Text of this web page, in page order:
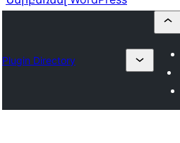
Plugin Directory